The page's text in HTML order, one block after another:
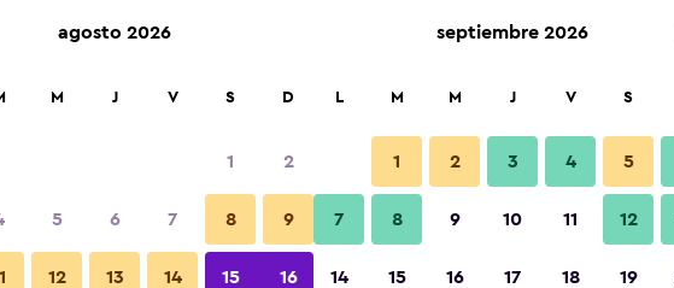
más barata de precio por noche
Total noche
agosto 2026
M J V S D
1 2
5 6 7 8 9
12 13 14 15 16
septiembre 2026
L M M J V S
1 2 3 4 5
7 8 9 10 11 12
14 15 16 17 18 19